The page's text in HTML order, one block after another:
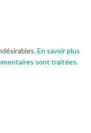
En savoir plus
sont traitées.